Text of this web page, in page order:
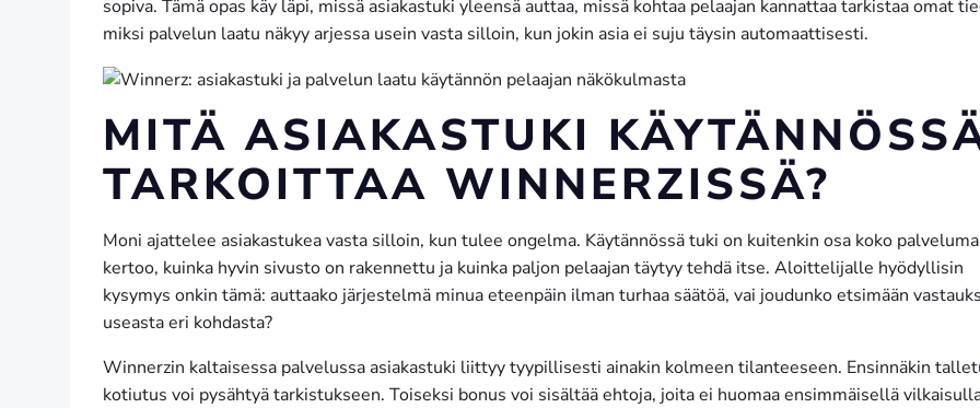
sopiva. Tämä opas käy läpi, missä asiakastuki yleensä auttaa, missä kohtaa pelaajan kannattaa tarkistaa omat
miksi palvelun laatu näkyy arjessa usein vasta silloin, kun jokin asia ei suju täysin automaattisesti.
MITÄ ASIAKASTUKI
TARKOITTAA WINNERZISSÄ?
Moni ajattelee asiakastukea vasta silloin, kun tulee ongelma. Käytännössä tuki on kuitenkin osa koko
kertoo, kuinka hyvin sivusto on rakennettu ja kuinka paljon pelaajan täytyy tehdä itse. Aloittelijalle hyödyllisin
kysymys onkin tämä: auttaako järjestelmä minua eteenpäin ilman turhaa säätöä, vai joudunko etsimään
useasta eri kohdasta?
Winnerzin kaltaisessa palvelussa asiakastuki liittyy tyypillisesti ainakin kolmeen tilanteeseen. Ensinnäkin
kotiutus voi pysähtyä tarkistukseen. Toiseksi bonus voi sisältää ehtoja, joita ei huomaa ensimmäisellä